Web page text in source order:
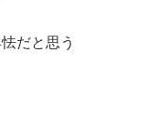
だと思う